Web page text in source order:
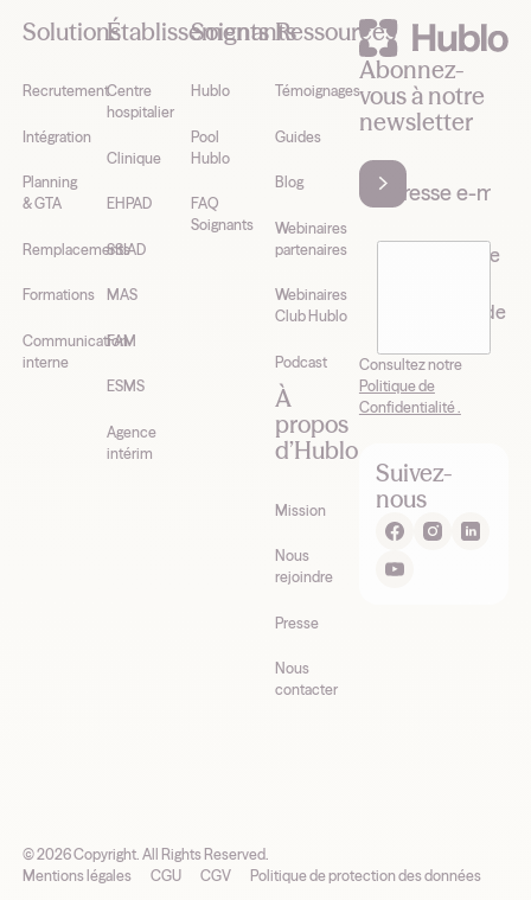
Solutions
Recrutement
Intégration
Planning
& GTA
Remplacements
Formations
Communication
interne
Établissements
Centre
hospitalier
Clinique
EHPAD
SSIAD
MAS
FAM
ESMS
Agence
intérim
Soignants
Hublo
Pool
Hublo
FAQ
Soignants
Ressources
Témoignages
Guides
Blog
Webinaires
partenaires
Webinaires
Club Hublo
Podcast
À
propos
d’Hublo
Mission
Nous
rejoindre
Presse
Nous
contacter
Abonnez-
vous à notre
newsletter
J’accepte de
newsletter de
Consultez notre
Politique de
Confidentialité .
Suivez-
nous
©2026Copyright. All Rights Reserved.
Mentions légales
CGU CGV Politique de protection des données